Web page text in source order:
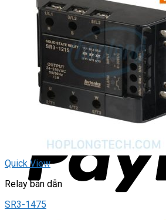
Quick View
Relay bán dẫn
SR3-1475